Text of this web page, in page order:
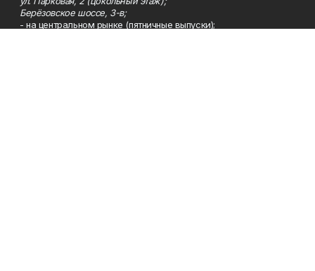
Берёзовское шоссе, 3-в;
- на центральном рынке (пятничные выпуски);